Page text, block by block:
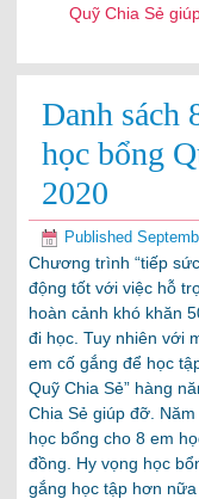
Quỹ Chia Sẻ
Danh sách
học bổng
2020
Published
Chương trình “tiếp
động tốt với việc hỗ
hoàn cảnh khó khăn
đi học. Tuy nhiên với
em cố gắng để học
Quỹ Chia Sẻ” hàng
Chia Sẻ giúp đỡ.
học bổng cho 8 em
đồng. Hy vọng học
gắng học tập hơn